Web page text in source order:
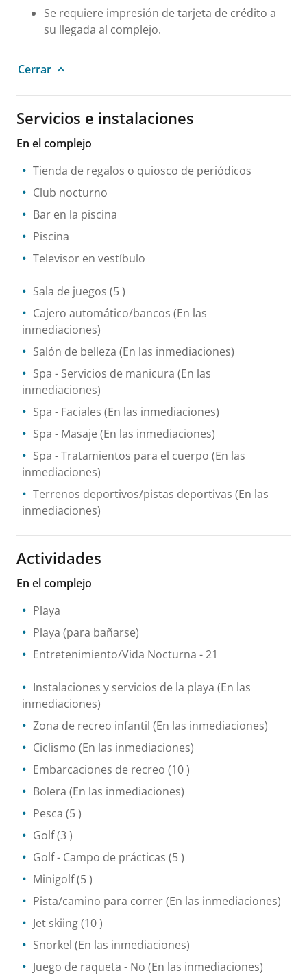
Se requiere impresión de tarjeta de crédito a
su llegada al complejo.
Cerrar
Servicios e instalaciones
En el complejo
Tienda de regalos o quiosco de periódicos
Club nocturno
Bar en la piscina
Piscina
Televisor en vestíbulo
Sala de juegos (5 )
Cajero automático/bancos (En las
inmediaciones)
Salón de belleza (En las inmediaciones)
Spa - Servicios de manicura (En las
inmediaciones)
Spa - Faciales (En las inmediaciones)
Spa - Masaje (En las inmediaciones)
Spa - Tratamientos para el cuerpo (En las
inmediaciones)
Terrenos deportivos/pistas deportivas (En las
inmediaciones)
Actividades
En el complejo
Playa
Playa (para bañarse)
Entretenimiento/Vida Nocturna - 21
Instalaciones y servicios de la playa (En las
inmediaciones)
Zona de recreo infantil (En las inmediaciones)
Ciclismo (En las inmediaciones)
Embarcaciones de recreo (10 )
Bolera (En las inmediaciones)
Pesca (5 )
Golf(3 )
Golf - Campo de prácticas (5 )
Minigolf(5 )
Pista/camino para correr(En las inmediaciones)
Jet skiing(10 )
Snorkel (En las inmediaciones)
Juego de raqueta - No (En las inmediaciones)